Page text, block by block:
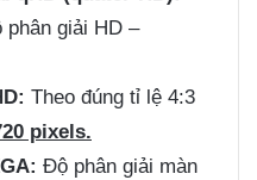
phân giải HD –
Theo đúng tỉ lệ 4:3
pixels.
Độ phân giải màn